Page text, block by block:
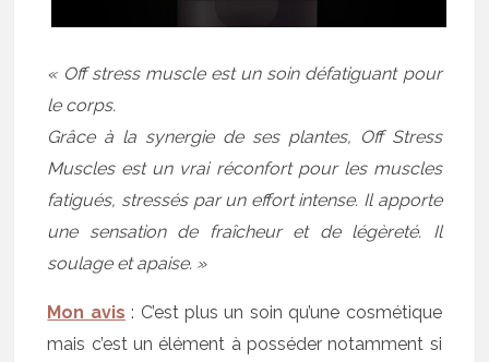
« Off stress muscle est un soin défatiguant pour
le corps.
Grâce à la synergie de ses plantes, Off Stress
Muscles est un vrai réconfort pour les muscles
fatigués, stressés par un effort intense. Il apporte
une sensation de fraîcheur et de légèreté. Il
soulage et apaise. »
Mon avis : C’est plus un soin qu’une cosmétique
mais c’est un élément à posséder notamment si